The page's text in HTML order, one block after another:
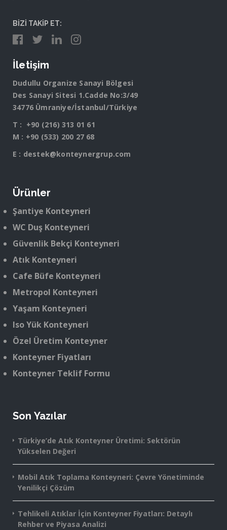
BİZİ TAKİP ET:
İletişim
Dudullu Organize Sanayi Bölgesi
Des Sanayi Sitesi 1.Cadde No:3/49
34776 Ümraniye/İstanbul/Türkiye
T : +90 (216) 313 01 61
M : +90 (533) 200 27 68
E : destek@konteynergrup.com
Ürünler
Şantiye Konteyneri
WC Duş Konteyneri
Güvenlik Bekçi Konteyneri
Atık Konteyneri
Cafe Büfe Konteyneri
Metropol Konteyneri
Yaşam Konteyneri
Iso Yük Konteyneri
Özel Üretim Konteyner
Konteyner Fiyatları
Konteyner Teklif Formu
Son Yazılar
Türkiye’de Atık Konteyner Üretimi: Sektörün
Yükselen Değeri
Mobil Atık Toplama Konteyneri: Çevre Yönetiminde
Yenilikçi Çözüm
Tehlikeli Atıklar İçin Konteyner Fiyatları: Detaylı
Rehber ve Piyasa Analizi